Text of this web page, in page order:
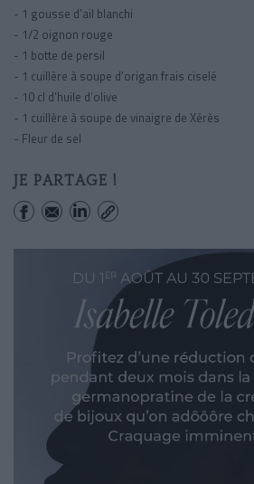
- 1 gousse d’ail blanchi
- 1/2 oignon rouge
- 1 botte de persil
- 1 cuillère à soupe d’origan frais ciselé
- 10 cl d’huile d’olive
- 1 cuillère à soupe de vinaigre de Xérès
- Fleur de sel
JE PARTAGE !